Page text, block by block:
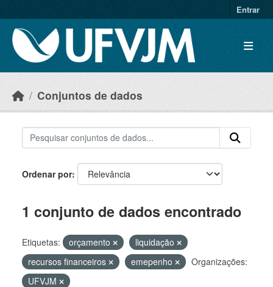
Entrar
Conjuntos de dados
Ordenar por
1 conjunto de dados encontrado
Etiquetas: orçamento
liquidação
recursos financeiros
emepenho
Organizações:
UFVJM